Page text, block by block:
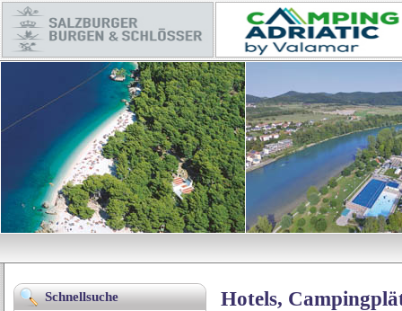
Hotels,
Schnellsuche